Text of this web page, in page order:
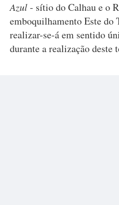
Azul- sítio do Calhau e o
emboquilhamento Este do
realizar-se-á em sentido
durante a realização deste